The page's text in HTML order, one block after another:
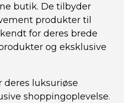
butik. De tilbyder
produkter til
for deres brede
og eksklusive
deres luksuriøse
shoppingoplevelse.